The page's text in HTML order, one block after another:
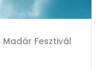
Madár Fesztivál